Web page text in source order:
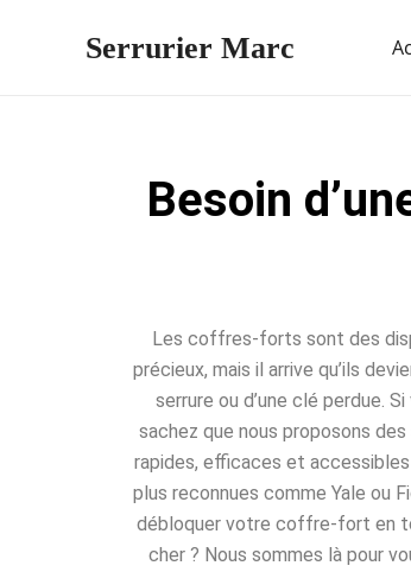
Serrurier Marc
Besoin
Les coffres-forts sont des
précieux, mais il arrive qu’ils
serrure ou d’une clé perdue.
sachez que nous proposons
rapides, efficaces et
plus reconnues comme Yale ou
débloquer votre coffre-fort en
cher ? Nous sommes là pour